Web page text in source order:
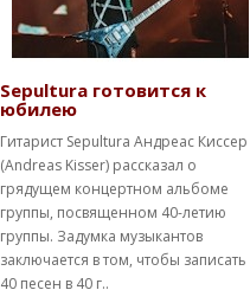
Sepultura готовится к
юбилею
Гитарист Sepultura Андреас Киссер
(Andreas Kisser) рассказал о
грядущем концертном альбоме
группы, посвященном 40-летию
группы. Задумка музыкантов
заключается в том, чтобы записать
40 песен в 40 г..